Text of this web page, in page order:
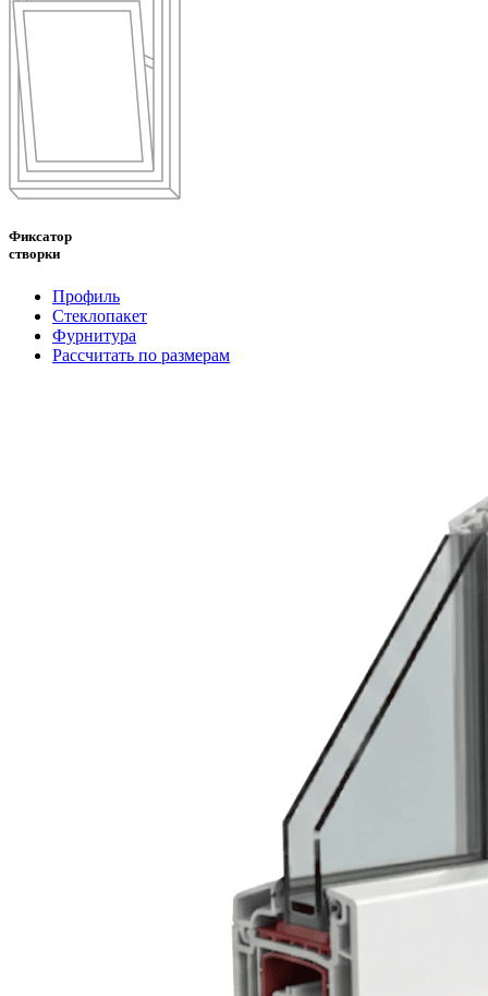
Фиксатор
створки
Профиль
Стеклопакет
Фурнитура
Рассчитать по размерам